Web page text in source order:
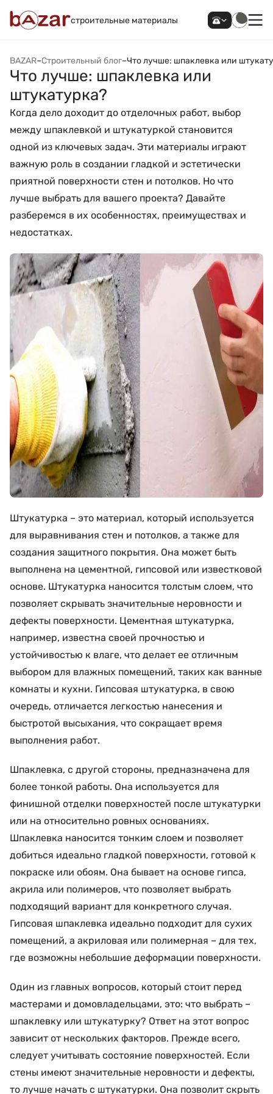
строительные материалы
BAZAR–Строительный блог–Что лучше: шпаклевка или
Что лучше: шпаклевка или
штукатурка?
Когда дело доходит до отделочных работ, выбор
между шпаклевкой и штукатуркой становится
одной из ключевых задач. Эти материалы играют
важную роль в создании гладкой и эстетически
приятной поверхности стен и потолков. Но что
лучше выбрать для вашего проекта? Давайте
разберемся в их особенностях, преимуществах и
недостатках.
Штукатурка – это материал, который используется
для выравнивания стен и потолков, а также для
создания защитного покрытия. Она может быть
выполнена на цементной, гипсовой или известковой
основе. Штукатурка наносится толстым слоем, что
позволяет скрывать значительные неровности и
дефекты поверхности. Цементная штукатурка,
например, известна своей прочностью и
устойчивостью к влаге, что делает ее отличным
выбором для влажных помещений, таких как ванные
комнаты и кухни. Гипсовая штукатурка, в свою
очередь, отличается легкостью нанесения и
быстротой высыхания, что сокращает время
выполнения работ.
Шпаклевка, с другой стороны, предназначена для
более тонкой работы. Она используется для
финишной отделки поверхностей после штукатурки
или на относительно ровных основаниях.
Шпаклевка наносится тонким слоем и позволяет
добиться идеально гладкой поверхности, готовой к
покраске или обоям. Она бывает на основе гипса,
акрила или полимеров, что позволяет выбрать
подходящий вариант для конкретного случая.
Гипсовая шпаклевка идеально подходит для сухих
помещений, а акриловая или полимерная – для тех,
где возможны небольшие деформации поверхности.
Один из главных вопросов, который стоит перед
мастерами и домовладельцами, это: что выбрать –
шпаклевку или штукатурку? Ответ на этот вопрос
зависит от нескольких факторов. Прежде всего,
следует учитывать состояние поверхностей. Если
стены имеют значительные неровности и дефекты,
то лучше начать с штукатурки. Она позволит скрыть